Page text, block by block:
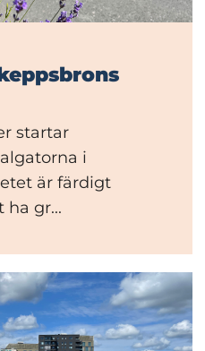
startar
i
är färdigt
gr...